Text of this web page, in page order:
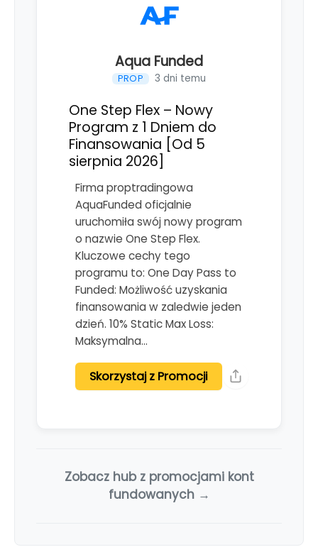
Aqua Funded
PROP 3 dni temu
One Step Flex – Nowy
Program z 1 Dniem do
Finansowania [Od 5
sierpnia 2026]
Firma proptradingowa
AquaFunded oficjalnie
uruchomiła swój nowy program
o nazwie One Step Flex.
Kluczowe cechy tego
programu to: One Day Pass to
Funded: Możliwość uzyskania
finansowania w zaledwie jeden
dzień. 10% Static Max Loss:
Maksymalna…
Skorzystaj z Promocji
Zobacz hub z promocjami kont
fundowanych →